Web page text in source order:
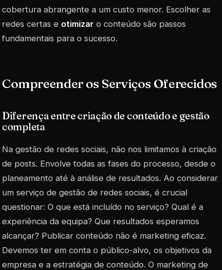
cobertura abrangente a um custo menor. Escolher as
redes certas e otimizar o conteúdo são passos
fundamentais para o sucesso.
Compreender os Serviços Oferecidos
Diferença entre criação de conteúdo e gestão
completa
Na gestão de redes sociais, não nos limitamos à criação
de posts. Envolve todas as fases do processo, desde o
planeamento até à análise de resultados. Ao considerar
um serviço de gestão de redes sociais, é crucial
questionar: O que está incluído no serviço? Qual é a
experiência da equipa? Que resultados esperamos
alcançar? Publicar conteúdo não é marketing eficaz.
Devemos ter em conta o público-alvo, os objetivos da
empresa e a estratégia de conteúdo. O marketing de